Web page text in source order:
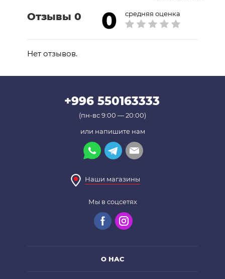
Отзывы 0 0 средняя оценка
Нет отзывов.
+996 550163333
(пн-вс 9:00 — 20:00)
или напишите нам
Наши магазины
Мы в соцсетях
О НАС